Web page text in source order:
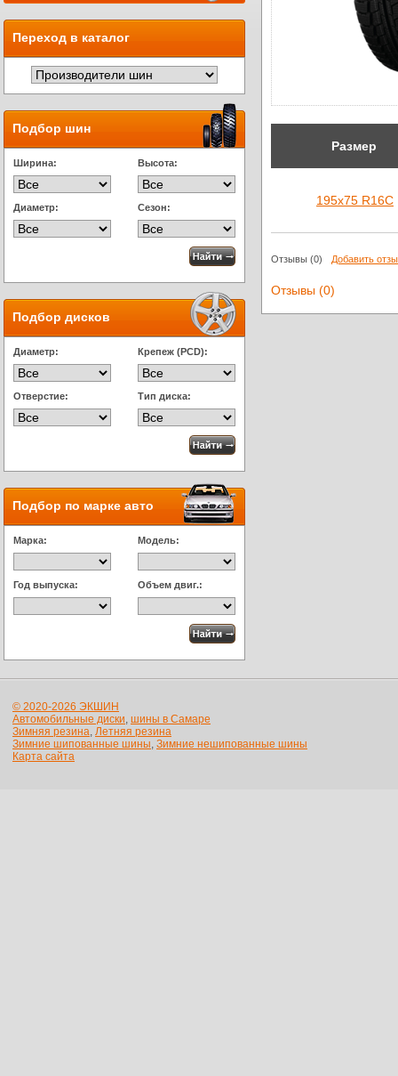
Переход в каталог
Подбор шин
Ширина: Высота:
Диаметр: Сезон:
Подбор дисков
Диаметр: Крепеж (PCD):
Отверстие: Тип диска:
Подбор по марке авто
Марка: Модель:
Год выпуска: Объем двиг.:
Размер
195х75 R16C
Отзывы (0) Добавить
Отзывы (0)
© 2020-2026 ЭКШИН
Автомобильные диски, шины в Самаре
Зимняя резина, Летняя резина
Зимние шипованные шины, Зимние нешипованные шины
Карта сайта